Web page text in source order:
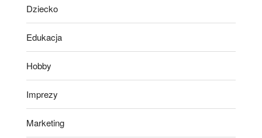
Dziecko
Edukacja
Hobby
Imprezy
Marketing